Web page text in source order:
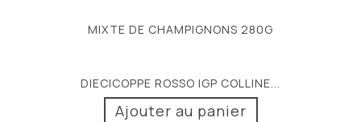
MIXTE DE CHAMPIGNONS 280G
DIECICOPPE ROSSO IGP COLLINE...
Ajouter au panier